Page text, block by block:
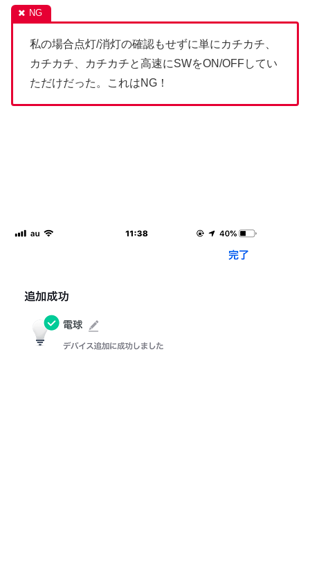
私の場合点灯/消灯の確認もせずに単にカチカチ、
カチカチ、カチカチと高速にSWをON/OFFしてい
ただけだった。これはNG！